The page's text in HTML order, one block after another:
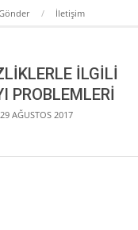
İletişim
İLGİLİ
PROBLEMLERİ
29 AĞUSTOS 2017